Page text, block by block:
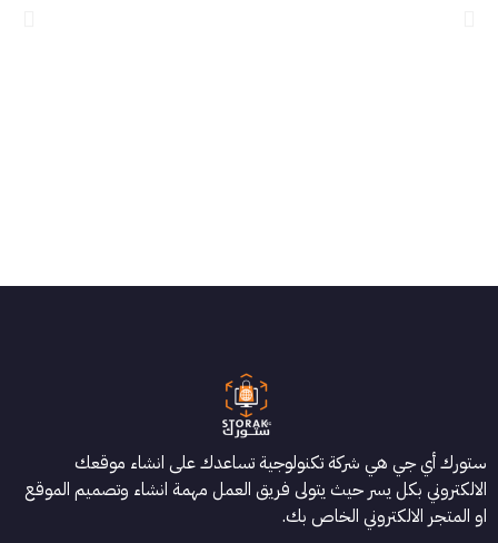
ستورك أي جي هي شركة تكنولوجية تساعدك على انشاء موقعك
الالكتروني بكل يسر حيث يتولى فريق العمل مهمة انشاء وتصميم الموقع
او المتجر الالكتروني الخاص بك.